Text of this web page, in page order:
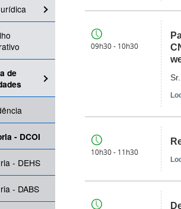
de
- DCOI
- DEHS
- DABS
09h30 - 10h30
10h30 - 11h30